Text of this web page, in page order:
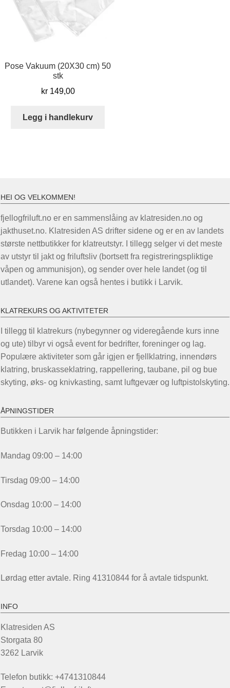
Pose Vakuum (20X30 cm) 50
stk
kr149,00
Legg i handlekurv
HEI OG VELKOMMEN!
fjellogfriluft.no er en sammenslåing av klatresiden.no og
jakthuset.no. Klatresiden AS drifter sidene og er en av landets
største nettbutikker for klatreutstyr. I tillegg selger vi det meste
av utstyr til jakt og friluftsliv (bortsett fra registreringspliktige
våpen og ammunisjon), og sender over hele landet (og til
utlandet). Varene kan også hentes i butikk i Larvik.
KLATREKURS OG AKTIVITETER
I tillegg til klatrekurs (nybegynner og videregående kurs inne
og ute) tilbyr vi også event for bedrifter, foreninger og lag.
Populære aktiviteter som går igjen er fjellklatring, innendørs
klatring, bruskasseklatring, rappellering, taubane, pil og bue
skyting, øks- og knivkasting, samt luftgevær og luftpistolskyting.
ÅPNINGSTIDER
Butikken i Larvik har følgende åpningstider:
Mandag 09:00 – 14:00
Tirsdag 09:00 – 14:00
Onsdag 10:00 – 14:00
Torsdag 10:00 – 14:00
Fredag 10:00 – 14:00
Lørdag etter avtale. Ring 41310844 for å avtale tidspunkt.
INFO
Klatresiden AS
Storgata 80
3262 Larvik
Telefon butikk: +4741310844